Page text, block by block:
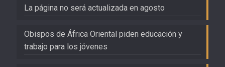
La página no será actualizada en agosto
Obispos de África Oriental piden educación y
trabajo para los jóvenes